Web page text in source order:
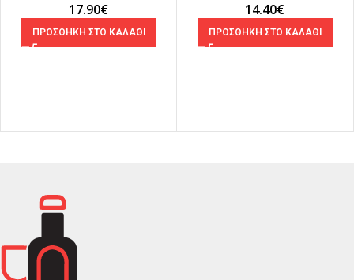
17.90€
ΠΡΟΣΘΗΚΗ ΣΤΟ ΚΑΛΑΘΙ
14.40€
ΠΡΟΣΘΗΚΗ ΣΤΟ ΚΑΛΑΘΙ